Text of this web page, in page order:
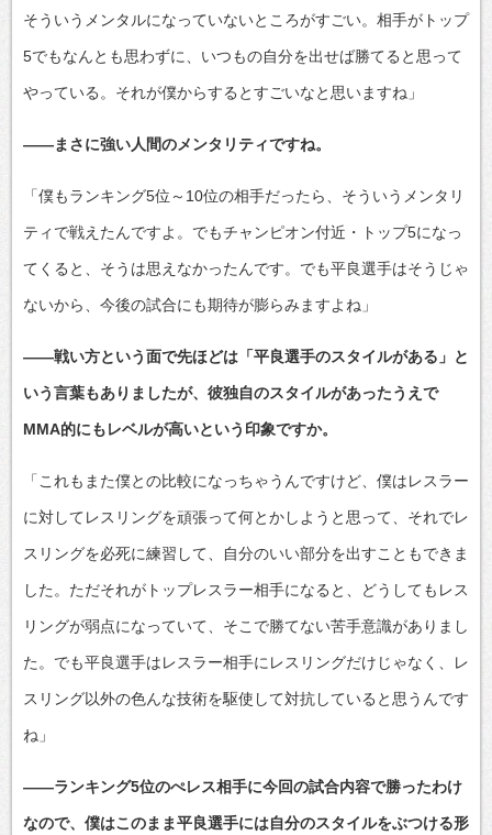
そういうメンタルになっていないところがすごい。相手がトップ
5でもなんとも思わずに、いつもの自分を出せば勝てると思って
やっている。それが僕からするとすごいなと思いますね」
――まさに強い人間のメンタリティですね。
「僕もランキング5位～10位の相手だったら、そういうメンタリ
ティで戦えたんですよ。でもチャンピオン付近・トップ5になっ
てくると、そうは思えなかったんです。でも平良選手はそうじゃ
ないから、今後の試合にも期待が膨らみますよね」
――戦い方という面で先ほどは「平良選手のスタイルがある」と
いう言葉もありましたが、彼独自のスタイルがあったうえで
MMA的にもレベルが高いという印象ですか。
「これもまた僕との比較になっちゃうんですけど、僕はレスラー
に対してレスリングを頑張って何とかしようと思って、それでレ
スリングを必死に練習して、自分のいい部分を出すこともできま
した。ただそれがトップレスラー相手になると、どうしてもレス
リングが弱点になっていて、そこで勝てない苦手意識がありまし
た。でも平良選手はレスラー相手にレスリングだけじゃなく、レ
スリング以外の色んな技術を駆使して対抗していると思うんです
ね」
――ランキング5位のぺレス相手に今回の試合内容で勝ったわけ
なので、僕はこのまま平良選手には自分のスタイルをぶつける形